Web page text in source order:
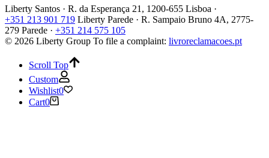
Liberty Santos · R. da Esperança 21, 1200-655 Lisboa ·
+351 213 901 719 Liberty Parede · R. Sampaio Bruno 4A, 2775-
279 Parede · +351 214 575 105
© 2026 Liberty Group To file a complaint: livroreclamacoes.pt
Scroll Top
Custom
Wishlist0
Cart0